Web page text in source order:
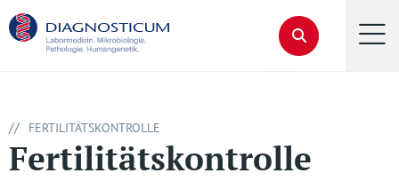
// FERTILITÄTSKONTROLLE
Fertilitätskontrolle